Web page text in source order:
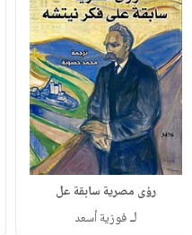
رؤى مصرية سابقة عل
لـفوزية أسعد